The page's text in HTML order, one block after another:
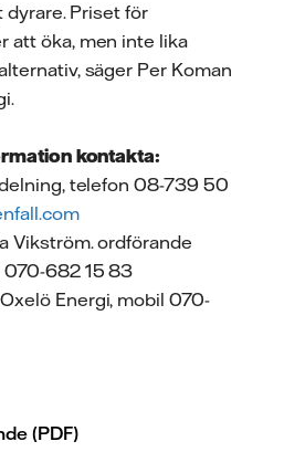
Priset för
att öka, men inte lika
säger Per Koman
kontakta:
telefon 08-739 50
Vikström. ordförande
070-682 15 83
Energi, mobil 070-
(PDF)